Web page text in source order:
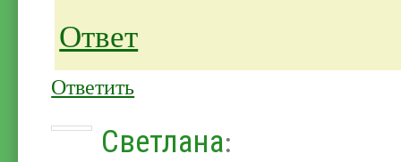
Ответ
Ответить
Светлана: